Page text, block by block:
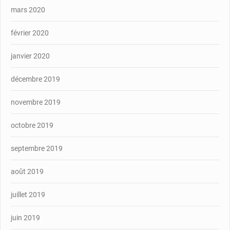
mars 2020
février 2020
janvier 2020
décembre 2019
novembre 2019
octobre 2019
septembre 2019
août 2019
juillet 2019
juin 2019